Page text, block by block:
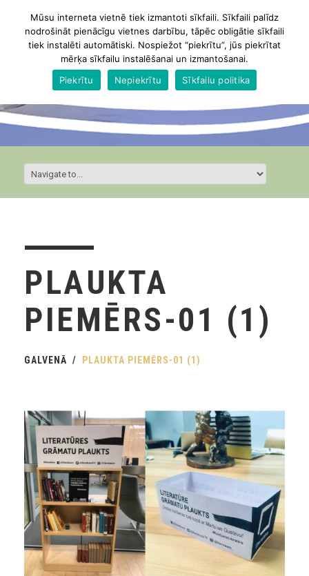
PLAUKTA
PIEMĒRS-01 (1)
GALVENĀ PLAUKTA PIEMĒRS-01 (1)
Mūsu interneta vietnē tiek izmantoti sīkfaili. Sīkfaili palīdz
nodrošināt pienācīgu vietnes darbību, tāpēc obligātie sīkfaili
tiek instalēti automātiski. Nospiežot “piekrītu”, jūs piekrītat
mērķa sīkfailu instalēšanai un izmantošanai.
Piekrītu
Nepiekrītu Sīkfailu politika